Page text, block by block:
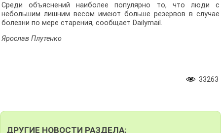
Среди объяснений наиболее популярно то, что люди с
небольшим лишним весом имеют больше резервов в случае
болезни по мере старения, сообщает Dailymail.
Ярослав Плутенко
33263
ДРУГИЕ НОВОСТИ РАЗДЕЛА: